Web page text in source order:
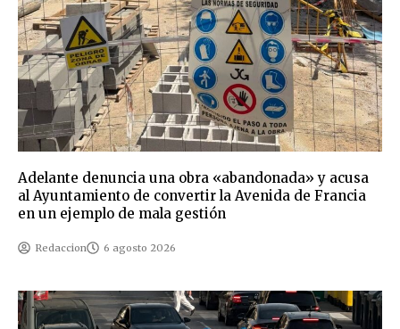
Adelante denuncia una obra «abandonada» y acusa
al Ayuntamiento de convertir la Avenida de Francia
en un ejemplo de mala gestión
Redaccion 6 agosto 2026